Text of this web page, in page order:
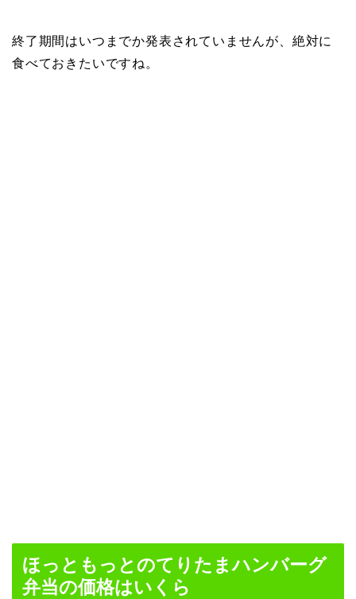
終了期間はいつまでか発表されていませんが、絶対に
食べておきたいですね。
ほっともっとのてりたまハンバーグ
弁当の価格はいくら